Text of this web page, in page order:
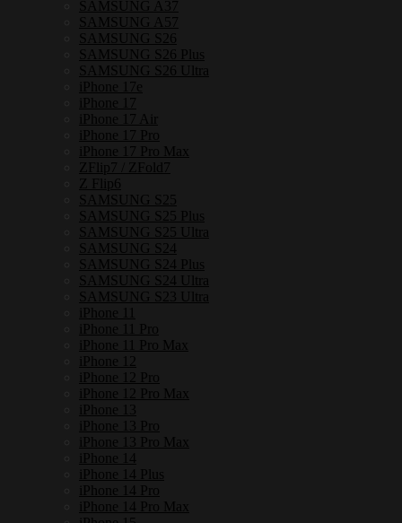
SAMSUNG A37
SAMSUNG A57
SAMSUNG S26
SAMSUNG S26 Plus
SAMSUNG S26 Ultra
iPhone 17e
iPhone 17
iPhone 17 Air
iPhone 17 Pro
iPhone 17 Pro Max
ZFlip7 / ZFold7
Z Flip6
SAMSUNG S25
SAMSUNG S25 Plus
SAMSUNG S25 Ultra
SAMSUNG S24
SAMSUNG S24 Plus
SAMSUNG S24 Ultra
SAMSUNG S23 Ultra
iPhone 11
iPhone 11 Pro
iPhone 11 Pro Max
iPhone 12
iPhone 12 Pro
iPhone 12 Pro Max
iPhone 13
iPhone 13 Pro
iPhone 13 Pro Max
iPhone 14
iPhone 14 Plus
iPhone 14 Pro
iPhone 14 Pro Max